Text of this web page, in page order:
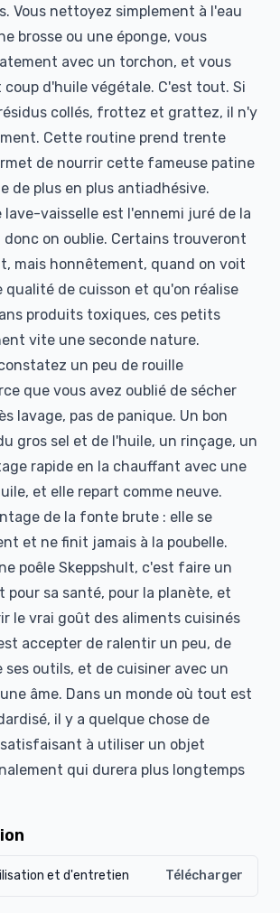
Vous nettoyez simplement à l'eau
brosse ou une éponge, vous
avec un torchon, et vous
coup d'huile végétale. C'est tout. Si
collés, frottez et grattez, il n'y
Cette routine prend trente
de nourrir cette fameuse patine
de plus en plus antiadhésive.
lave-vaisselle est l'ennemi juré de la
on oublie. Certains trouveront
mais honnêtement, quand on voit
qualité de cuisson et qu'on réalise
produits toxiques, ces petits
vite une seconde nature.
un peu de rouille
que vous avez oublié de sécher
lavage, pas de panique. Un bon
gros sel et de l'huile, un rinçage, un
rapide en la chauffant avec une
et elle repart comme neuve.
de la fonte brute : elle se
et ne finit jamais à la poubelle.
poêle Skeppshult, c'est faire un
pour sa santé, pour la planète, et
le vrai goût des aliments cuisinés
accepter de ralentir un peu, de
ses outils, et de cuisiner avec un
âme. Dans un monde où tout est
il y a quelque chose de
à utiliser un objet
qui durera plus longtemps
et d'entretien Télécharger